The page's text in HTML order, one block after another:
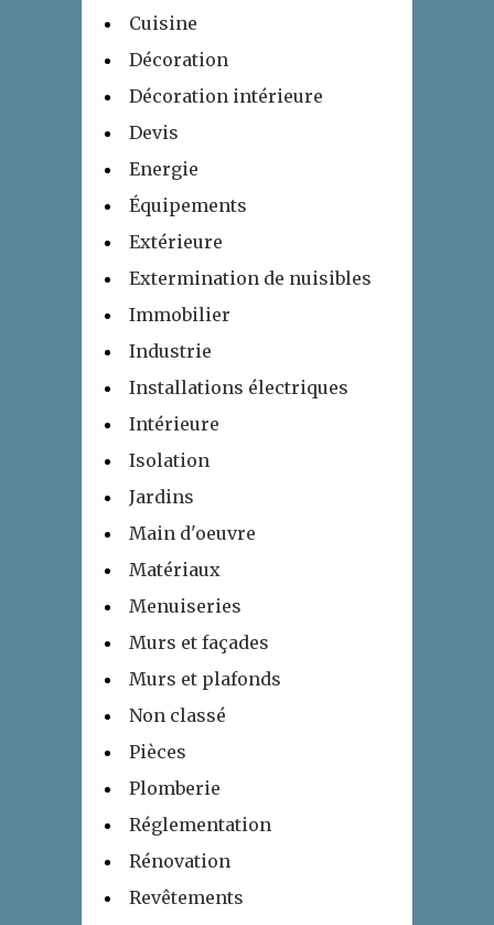
Cuisine
Décoration
Décoration intérieure
Devis
Energie
Équipements
Extérieure
Extermination de nuisibles
Immobilier
Industrie
Installations électriques
Intérieure
Isolation
Jardins
Main d'oeuvre
Matériaux
Menuiseries
Murs et façades
Murs et plafonds
Non classé
Pièces
Plomberie
Réglementation
Rénovation
Revêtements